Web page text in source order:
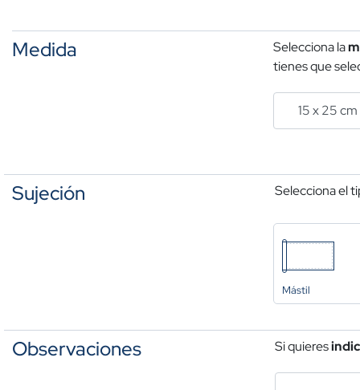
Medida Selecciona la
tienes que
Sujeción Selecciona el
Mástil
Observaciones Si quieres